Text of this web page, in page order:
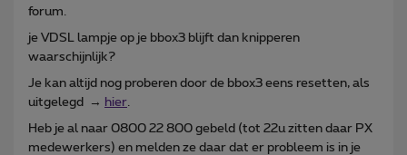
forum.
je VDSL lampje op je bbox3 blijft dan knipperen
waarschijnlijk?
Je kan altijd nog proberen door de bbox3 eens resetten, als
uitgelegd → hier
Heb je al naar 0800 22 800 gebeld (tot 22u zitten daar PX
medewerkers) en melden ze daar dat er probleem is in je